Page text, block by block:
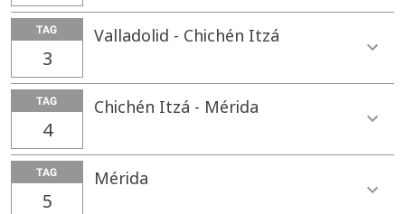
TAG
3
Valladolid - Chichén Itzá
TAG
4
Chichén Itzá - Mérida
TAG
5
Mérida